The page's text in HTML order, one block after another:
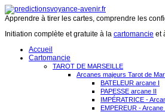
Apprendre à tirer les cartes, comprendre les
Initiation complète et gratuite à la cartomancie et
Accueil
Cartomancie
TAROT DE MARSEILLE
Arcanes majeurs Tarot de
BATELEUR arcane I
PAPESSE arcane II
IMPÉRATRICE -
EMPEREUR - Arcane